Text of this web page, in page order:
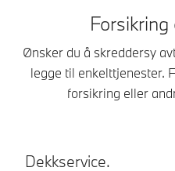
Forsikring
Ønsker du å skreddersy
legge til enkelttjenester.
forsikring eller
Dekkservice.